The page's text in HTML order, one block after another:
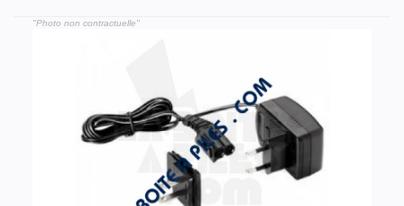
"Photo non contractuelle"